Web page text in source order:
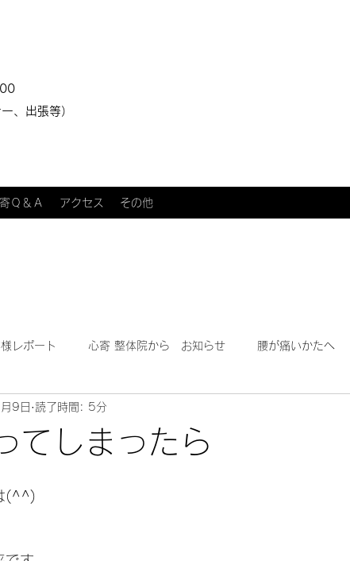
、出張等）
Ｑ＆Ａ アクセス その他
レポート 心寄 整体院から お知らせ 腰が痛いかたへ
エ～
てしまったら
9日 読了時間: 5分
(^^)